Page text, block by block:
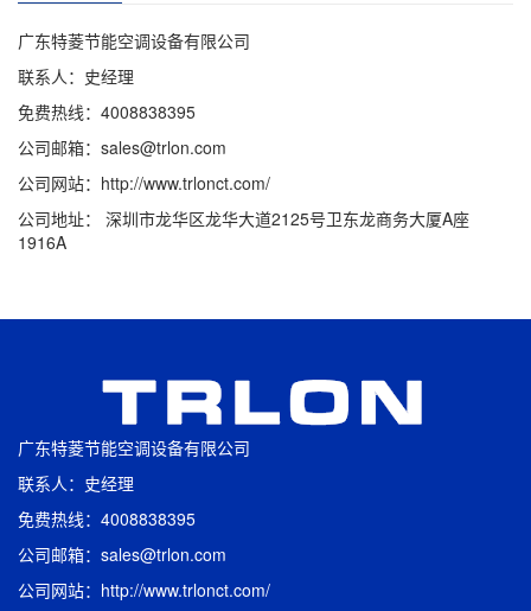
广东特菱节能空调设备有限公司
联系人：史经理
免费热线：4008838395
公司邮箱：sales@trlon.com
公司网站：http://www.trlonct.com/
公司地址： 深圳市龙华区龙华大道2125号卫东龙商务大厦A座
1916A
广东特菱节能空调设备有限公司
联系人：史经理
免费热线：4008838395
公司邮箱：sales@trlon.com
公司网站：http://www.trlonct.com/